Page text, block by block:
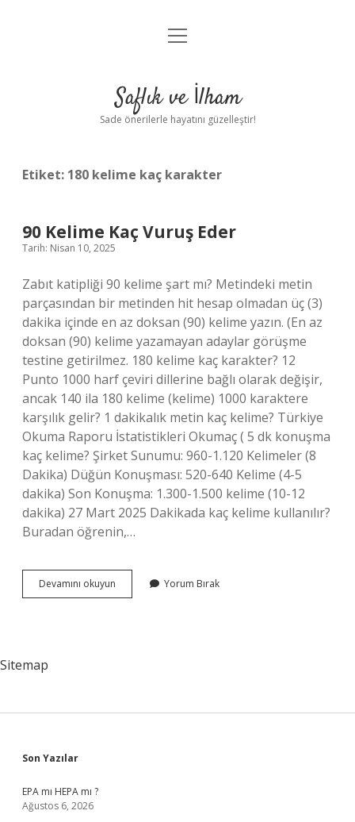
Anasayfa
Yasal Uyarı
menüyü
Saflık ve İlham
Sade önerilerle hayatını güzelleştir!
Etiket: 180 kelime kaç karakter
90 Kelime Kaç Vuruş Eder
Tarih: Nisan 10, 2025
Zabıt katipliği 90 kelime şart mı? Metindeki metin
parçasından bir metinden hit hesap olmadan üç (3)
dakika içinde en az doksan (90) kelime yazın. (En az
doksan (90) kelime yazamayan adaylar görüşme
testine getirilmez. 180 kelime kaç karakter? 12
Punto 1000 harf çeviri dillerine bağlı olarak değişir,
ancak 140 ila 180 kelime (kelime) 1000 karaktere
karşılık gelir? 1 dakikalık metin kaç kelime? Türkiye
Okuma Raporu İstatistikleri Okumaç ( 5 dk konuşma
kaç kelime? Şirket Sunumu: 960-1.120 Kelimeler (8
Dakika) Düğün Konuşması: 520-640 Kelime (4-5
dakika) Son Konuşma: 1.300-1.500 kelime (10-12
dakika) 27 Mart 2025 Dakikada kaç kelime kullanılır?
Buradan öğrenin,…
Devamını okuyun
Kelime
Yorum Bırak
Sitemap
Sidebar
Son Yazılar
EPA mı HEPA mı ?
Ağustos 6, 2026